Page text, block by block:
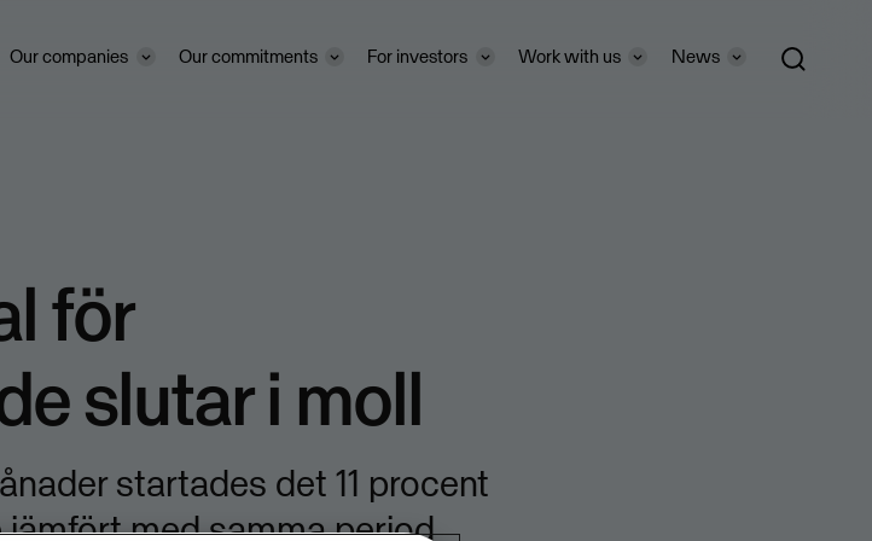
Our companies Our commitments For investors Work with us News
för
slutar i moll
startades det 11 procent
med samma period